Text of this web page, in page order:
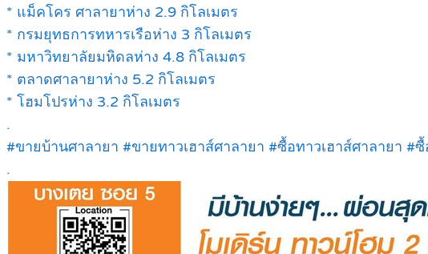
* แม็คโคร ศาลายาห่าง 2.9 กิโลเมตร
* กรมยุทธการทหารเรือห่าง 3 กิโลเมตร
* มหาวิทยาลัยมหิดลห่าง 4.8 กิโลเมตร
* ตลาดศาลายาห่าง 5.2 กิโลเมตร
* โฮมโปรห่าง 3.2 กิโลเมตร
.
#ขายบ้านศาลายา #ขายทาวเฮาส์ศาลายา #ซื้อทาวเฮาส์ศาลายา
.